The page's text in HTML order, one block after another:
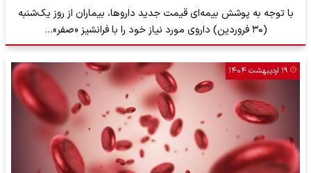
با توجه به پوشش بیمه‌ای قیمت جدید داروها، بیماران از روز یک‌شنبه
(۳۰ فروردین) داروی مورد نیاز خود را با فرانشیز «صفر»…
۱۹ اردیبهشت ۱۴۰۴